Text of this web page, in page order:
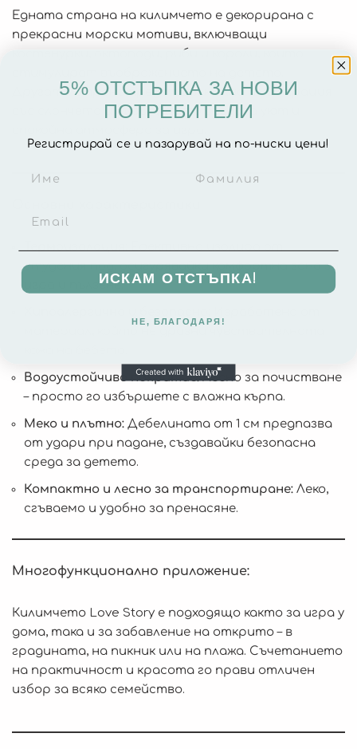
Едната страна на килимчето е декорирана с
прекрасни морски мотиви, включващи
костенурки, октоподи, риби и корали, които
Другата страна представя нежна илюстрация
със слончета и сърца, която създава уют и
Термоизолация:Ефективно изолира от
студения под, осигурявайки комфортна зона за
игра и пълзене.
Водоустойчиво покритие:Лесно за почистване
– просто го избършете с влажна кърпа.
Меко и плътно: Дебелината от 1 см предпазва
от удари при падане, създавайки безопасна
среда за детето.
Компактно и лесно за транспортиране: Леко,
сгъваемо и удобно за пренасяне.
Многофункционално приложение:
Килимчето Love Story е подходящо както за игра у
дома, така и за забавление на открито – в
градината, на пикник или на плажа. Съчетанието
на практичност и красота го прави отличен
избор за всяко семейство.
5% ОТСТЪПКА ЗА НОВИ
ПОТРЕБИТЕЛИ
Регистрирай се и пазарувай на по-ниски цени!
ИСКАМ ОТСТЪПКА!
НЕ, БЛАГОДАРЯ!